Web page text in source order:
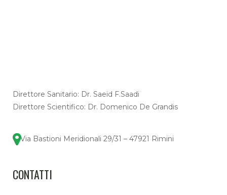
Direttore Sanitario: Dr. Saeid F.Saadi
Direttore Scientifico: Dr. Domenico De Grandis
Via Bastioni Meridionali 29/31 – 47921 Rimini
CONTATTI